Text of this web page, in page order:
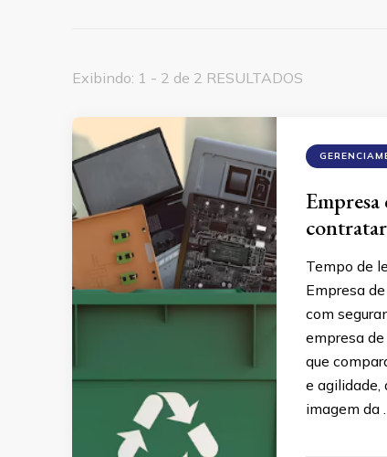
Exibindo: 1 - 2 de 2 RESULTADOS
Tempo de
Empresa
com
empresa
que
e agilidade,
imagem da